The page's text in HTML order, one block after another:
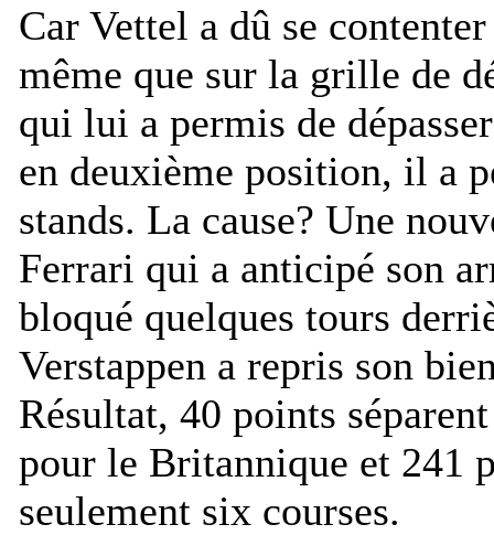
Car Vettel a dû se
même que sur la grille de
qui lui a permis de
en deuxième position, il a
stands. La cause? Une
Ferrari qui a anticipé son
bloqué quelques tours
Verstappen a repris son
Résultat, 40 points
pour le Britannique et 241
seulement six courses.